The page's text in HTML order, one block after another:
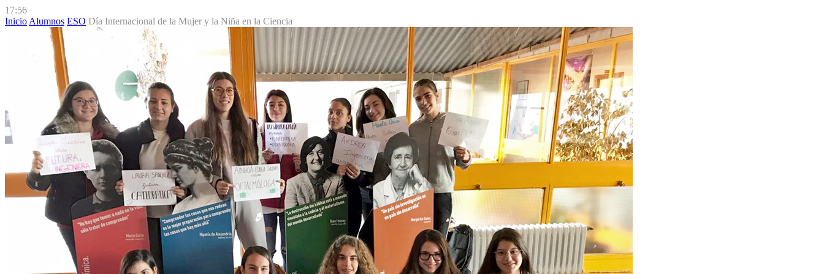
17:56
Inicio Alumnos ESO Día Internacional de la Mujer y la Niña en la Ciencia